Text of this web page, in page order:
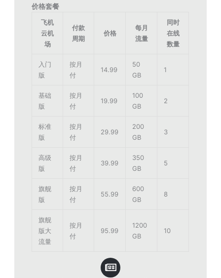
价格套餐
飞机
云机
场
付款
周期
价格
每月
流量
同时
在线
数量
入门
版
按月
付
14.99
50
GB
1
基础
版
按月
付
19.99
100
GB
2
标准
版
按月
付
29.99
200
GB
3
高级
版
按月
付
39.99
350
GB
5
旗舰
版
按月
付
55.99
600
GB
8
旗舰
版大
流量
按月
付
95.99
1200
GB
10